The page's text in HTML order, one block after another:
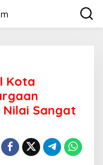
Kota
Nilai Sangat